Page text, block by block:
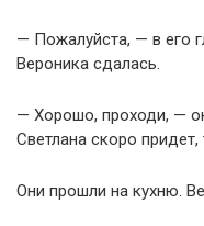
— Пожалуйста, — в его
Вероника сдалась.
— Хорошо, проходи, —
Светлана скоро
Они прошли на кухню.